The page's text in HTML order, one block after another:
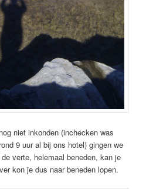
niet inkonden (inchecken was
9 uur al bij ons hotel) gingen we
verte, helemaal beneden, kan je
kon je dus naar beneden lopen.